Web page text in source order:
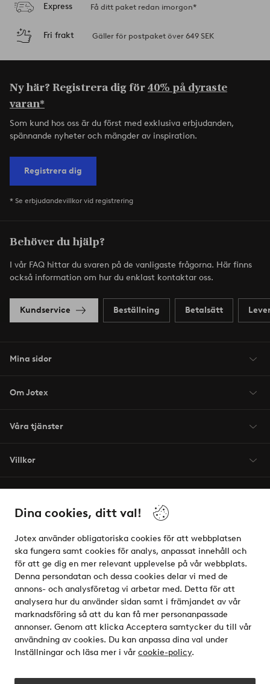
Dina cookies, ditt val!
Jotex använder obligatoriska cookies för att webbplatsen
ska fungera samt cookies för analys, anpassat innehåll och
för att ge dig en mer relevant upplevelse på vår webbplats.
Denna persondatan och dessa cookies delar vi med de
annons- och analysföretag vi arbetar med. Detta för att
analysera hur du använder sidan samt i främjandet av vår
marknadsföring så att du kan få mer personanpassade
annonser. Genom att klicka Acceptera samtycker du till vår
användning av cookies. Du kan anpassa dina val under
Inställningar och läsa mer i vår cookie-policy.
Express Få ditt paket redan imorgon*
Fri frakt Gäller för postpaket över 649 SEK
Ny här? Registrera dig för40% på dyraste
varan*
Som kund hos oss är du först med exklusiva erbjudanden,
spännande nyheter och mängder av inspiration.
Registrera dig
* Se erbjudandevillkor vid registrering
Behöver du hjälp?
I vår FAQ hittar du svaren på de vanligaste frågorna. Här finns
också information om hur du enklast kontaktar oss.
Kundservice Beställning Betalsätt
Mina sidor
Om Jotex
Våra tjänster
Villkor
Säkra betalningar - Betala direkt eller dela upp
Vill du veta mer om våra betalalternativ?
elpy